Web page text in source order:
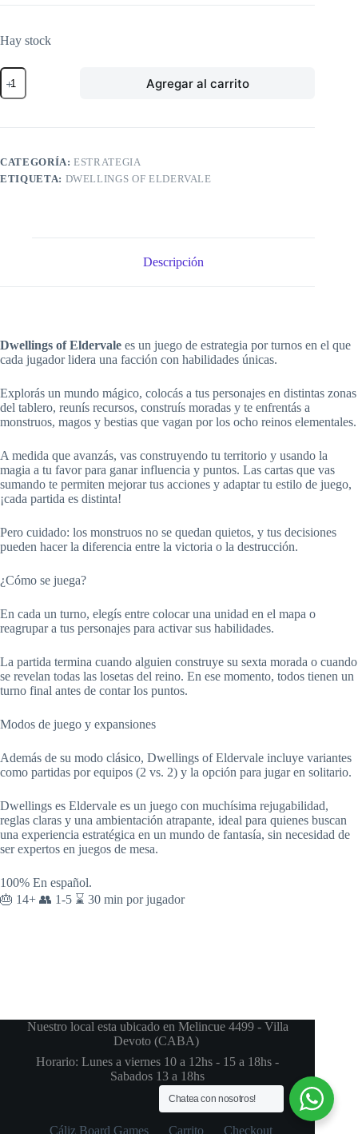
was:
is:
Hay stock
Dwellings
of
Eldervale
Agregar al carrito
CATEGORÍA:ESTRATEGIA
ETIQUETA: DWELLINGS OF ELDERVALE
Descripción
Dwellings of Eldervale es un juego de estrategia por turnos en el que
cada jugador lidera una facción con habilidades únicas.
Explorás un mundo mágico, colocás a tus personajes en distintas zonas
del tablero, reunís recursos, construís moradas y te enfrentás a
monstruos, magos y bestias que vagan por los ocho reinos elementales.
A medida que avanzás, vas construyendo tu territorio y usando la
magia a tu favor para ganar influencia y puntos. Las cartas que vas
sumando te permiten mejorar tus acciones y adaptar tu estilo de juego,
¡cada partida es distinta!
Pero cuidado: los monstruos no se quedan quietos, y tus decisiones
pueden hacer la diferencia entre la victoria o la destrucción.
¿Cómo se juega?
En cada un turno, elegís entre colocar una unidad en el mapa o
reagrupar a tus personajes para activar sus habilidades.
La partida termina cuando alguien construye su sexta morada o cuando
se revelan todas las losetas del reino. En ese momento, todos tienen un
turno final antes de contar los puntos.
Modos de juego y expansiones
Además de su modo clásico, Dwellings of Eldervale incluye variantes
como partidas por equipos (2 vs. 2) y la opción para jugar en solitario.
Dwellings es Eldervale es un juego con muchísima rejugabilidad,
reglas claras y una ambientación atrapante, ideal para quienes buscan
una experiencia estratégica en un mundo de fantasía, sin necesidad de
ser expertos en juegos de mesa.
100% En español.
🎂 14+ 👥 1-5 ⌛ 30 min por jugador
Nuestro local esta ubicado en Melincue 4499 - Villa
Devoto (CABA)
Horario: Lunes a viernes 10 a 12hs - 15 a 18hs -
Sabados 13 a 18hs
Cáliz Board Games Carrito Checkout
Chatea con nosotros!